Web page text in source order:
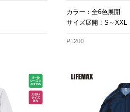
カラー：全6色展開
サイズ展開：S～XXL
P1200